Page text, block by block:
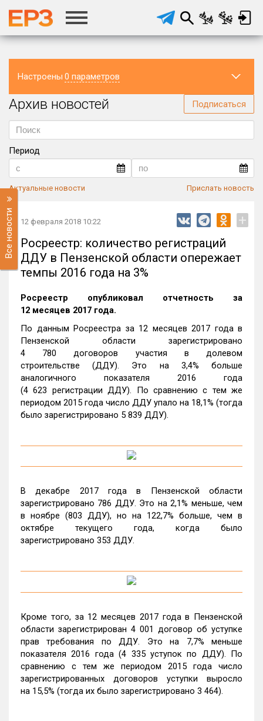
Настроены 0 параметров
Регион
Архив новостей Подписаться
Период
Актуальные новости Прислать новость
Все новости 12 февраля 2018 10:22 +
Росреестр: количество регистраций
ДДУ в Пензенской области опережает
темпы 2016 года на 3%
Росреестр опубликовал отчетность за
12 месяцев 2017 года.
По данным Росреестра за 12 месяцев 2017 года в
Пензенской области зарегистрировано
4 780 договоров участия в долевом
строительстве (ДДУ). Это на 3,4% больше
аналогичного показателя 2016 года
(4 623 регистрации ДДУ). По сравнению с тем же
периодом 2015 года число ДДУ упало на 18,1% (тогда
было зарегистрировано 5 839 ДДУ).
В декабре 2017 года в Пензенской области
зарегистрировано 786 ДДУ. Это на 2,1% меньше, чем
в ноябре (803 ДДУ), но на 122,7% больше, чем в
октябре текущего года, когда было
зарегистрировано 353 ДДУ.
Кроме того, за 12 месяцев 2017 года в Пензенской
области зарегистрирован 4 001 договор об уступке
прав требования по ДДУ. Это на 7,7% меньше
показателя 2016 года (4 335 уступок по ДДУ). По
сравнению с тем же периодом 2015 года число
зарегистрированных договоров уступки выросло
на 15,5% (тогда их было зарегистрировано 3 464).